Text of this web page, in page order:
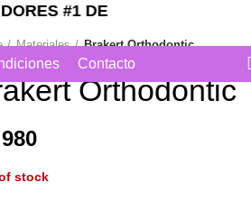
#1 DE
Contacto
Materiales Brakert Orthodontic
Orthodontic
stock